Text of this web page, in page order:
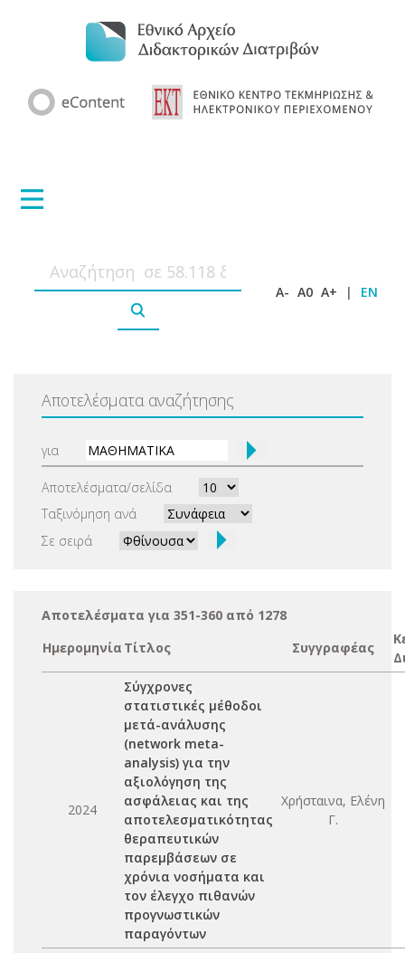
A- A0 A+ | EN
Αποτελέσματα αναζήτησης
για
Αποτελέσματα/σελίδα
Ταξινόμηση ανά
Σε σειρά
Αποτελέσματα για 351-360 από 1278
Ημερομηνία Τίτλος Συγγραφέας
2024
Σύγχρονες
στατιστικές μέθοδοι
μετά-ανάλυσης
(network meta-
analysis) για την
αξιολόγηση της
ασφάλειας και της
αποτελεσματικότητας
θεραπευτικών
παρεμβάσεων σε
χρόνια νοσήματα και
τον έλεγχο πιθανών
προγνωστικών
παραγόντων
Χρήσταινα, Ελένη
Γ.